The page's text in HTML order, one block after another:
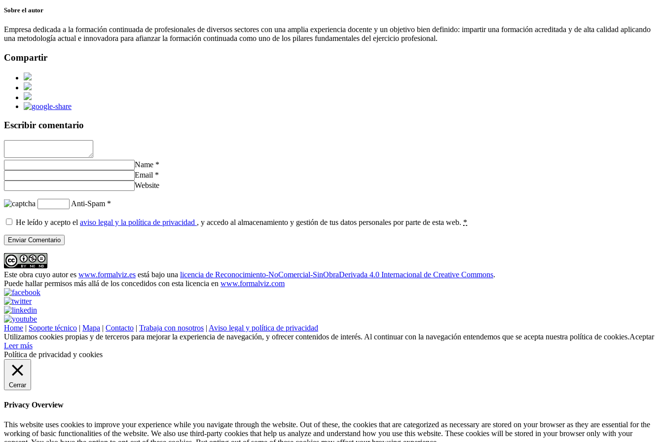
Sobre el autor
Empresa dedicada a la formación continuada de profesionales de diversos sectores con una amplia experiencia docente y un objetivo bien definido: impartir una formación acreditada y de alta calidad aplicando
una metodología actual e innovadora para afianzar la formación continuada como uno de los pilares fundamentales del ejercicio profesional.
Compartir
Escribir comentario
Name *
Email *
Website
Anti-Spam *
He leído y acepto el aviso legal y la política de privacidad , y accedo al almacenamiento y gestión de tus datos personales por parte de esta web. *
Este obra cuyo autor es www.formalviz.es está bajo una licencia de Reconocimiento-NoComercial-SinObraDerivada 4.0 Internacional de Creative Commons.
Puede hallar permisos más allá de los concedidos con esta licencia en www.formalviz.com
Home | Soporte técnico | Mapa | Contacto | Trabaja con nosotros | Aviso legal y política de privacidad
Utilizamos cookies propias y de terceros para mejorar la experiencia de navegación, y ofrecer contenidos de interés. Al continuar con la navegación entendemos que se acepta nuestra política de cookies.Aceptar
Leer más
Política de privacidad y cookies
Cerrar
Privacy Overview
This website uses cookies to improve your experience while you navigate through the website. Out of these, the cookies that are categorized as necessary are stored on your browser as they are essential for the
working of basic functionalities of the website. We also use third-party cookies that help us analyze and understand how you use this website. These cookies will be stored in your browser only with your